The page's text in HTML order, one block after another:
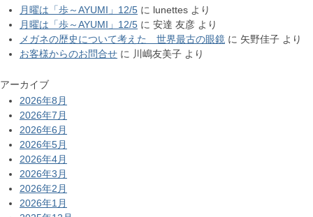
月曜は「歩～AYUMI」12/5 に lunettes より
月曜は「歩～AYUMI」12/5 に 安達 友彦 より
メガネの歴史について考えた 世界最古の眼鏡 に 矢野佳子 より
お客様からのお問合せ に 川嶋友美子 より
アーカイブ
2026年8月
2026年7月
2026年6月
2026年5月
2026年4月
2026年3月
2026年2月
2026年1月